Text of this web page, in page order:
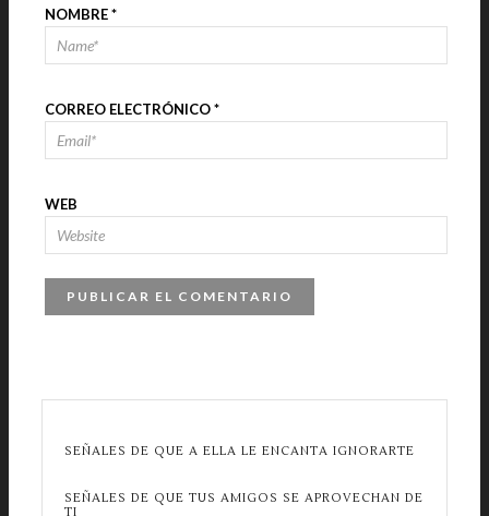
NOMBRE*
CORREO ELECTRÓNICO*
WEB
SEÑALES DE QUE A ELLA LE ENCANTA IGNORARTE
SEÑALES DE QUE TUS AMIGOS SE APROVECHAN DE
TI